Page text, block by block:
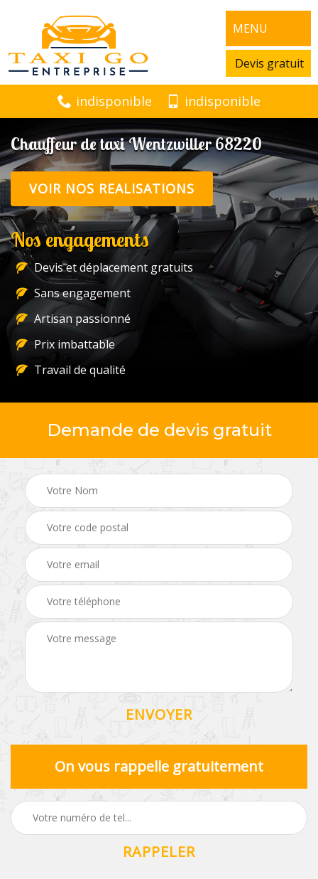
MENU
Devis gratuit
indisponible indisponible
Chauffeur de taxi Wentzwiller 68220
VOIR NOS REALISATIONS
Nos engagements
Devis et déplacement gratuits
Sans engagement
Artisan passionné
Prix imbattable
Travail de qualité
Demande de devis gratuit
On vous rappelle gratuitement